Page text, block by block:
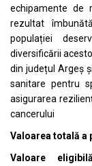
echipamente de
rezultat
populației
diversificării
din județul Argeș
sanitare pentru
asigurarea
cancerului
Valoarea totală a
Valoare